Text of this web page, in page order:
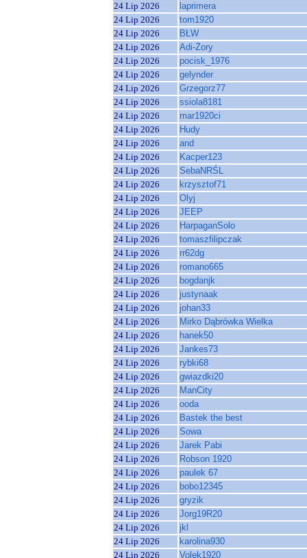
24 Lip 2026
laprimera
24 Lip 2026
tom1920
24 Lip 2026
BŁW
24 Lip 2026
Adi-Żory
24 Lip 2026
pocisk_1976
24 Lip 2026
gelynder
24 Lip 2026
Grzegorz77
24 Lip 2026
ssiola8181
24 Lip 2026
mar1920ci
24 Lip 2026
Hudy
24 Lip 2026
and
24 Lip 2026
Kacper123
24 Lip 2026
SebaNRŚL
24 Lip 2026
krzysztof71
24 Lip 2026
Olyj
24 Lip 2026
JEEP
24 Lip 2026
HarpaganSolo
24 Lip 2026
tomaszfilipczak
24 Lip 2026
rr62dg
24 Lip 2026
romano665
24 Lip 2026
bogdanjk
24 Lip 2026
justynaak
24 Lip 2026
johan33
24 Lip 2026
Mirko Dąbrówka Wielka
24 Lip 2026
hanek50
24 Lip 2026
Jankes73
24 Lip 2026
rybki68
24 Lip 2026
gwiazdki20
24 Lip 2026
ManCity
24 Lip 2026
ooda
24 Lip 2026
Bastek the best
24 Lip 2026
Sowa
24 Lip 2026
Jarek Pabi
24 Lip 2026
Robson 1920
24 Lip 2026
paulek 67
24 Lip 2026
bobo12345
24 Lip 2026
gryzik
24 Lip 2026
Jorg19R20
24 Lip 2026
jkl
24 Lip 2026
karolina930
24 Lip 2026
Volek1920